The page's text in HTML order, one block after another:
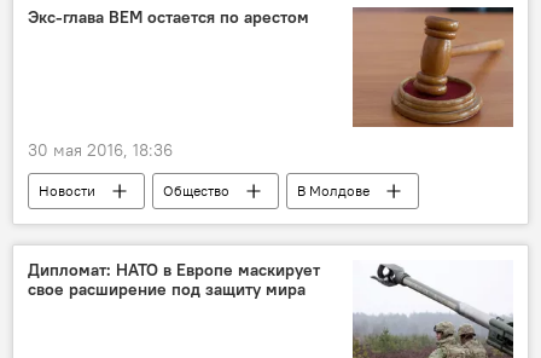
прокуратура
Экс-глава ВЕМ остается по арестом
30 мая 2016, 18:36
Новости Общество
В Молдове
Республика Молдова
Григорий Гачкевич
Апелляционная палата Кишинева
заседание
предварительные арест
Дипломат: НАТО в Европе маскирует
свое расширение под защиту мира